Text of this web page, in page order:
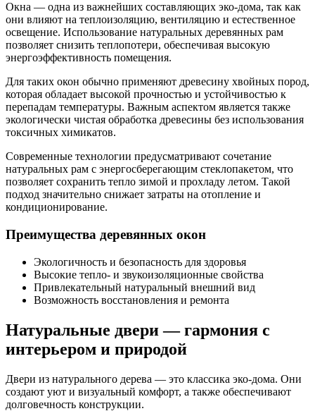
Окна — одна из важнейших составляющих эко-дома, так как
они влияют на теплоизоляцию, вентиляцию и естественное
освещение. Использование натуральных деревянных рам
позволяет снизить теплопотери, обеспечивая высокую
энергоэффективность помещения.
Для таких окон обычно применяют древесину хвойных пород,
которая обладает высокой прочностью и устойчивостью к
перепадам температуры. Важным аспектом является также
экологически чистая обработка древесины без использования
токсичных химикатов.
Современные технологии предусматривают сочетание
натуральных рам с энергосберегающим стеклопакетом, что
позволяет сохранить тепло зимой и прохладу летом. Такой
подход значительно снижает затраты на отопление и
кондиционирование.
Преимущества деревянных окон
Экологичность и безопасность для здоровья
Высокие тепло- и звукоизоляционные свойства
Привлекательный натуральный внешний вид
Возможность восстановления и ремонта
Натуральные двери — гармония с
интерьером и природой
Двери из натурального дерева — это классика эко-дома. Они
создают уют и визуальный комфорт, а также обеспечивают
долговечность конструкции.